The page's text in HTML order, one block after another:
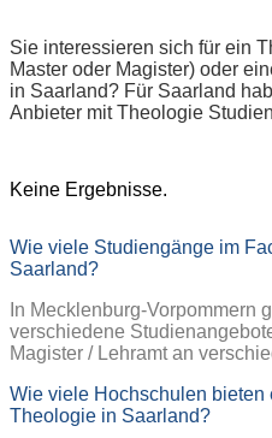
Sie interessieren sich für ein
Master oder Magister) oder
in Saarland? Für Saarland
Anbieter mit Theologie
Keine Ergebnisse.
Wie viele Studiengänge im
Saarland?
In Mecklenburg-Vorpommern
verschiedene
Magister / Lehramt an
Wie viele Hochschulen bieten
Theologie in Saarland?